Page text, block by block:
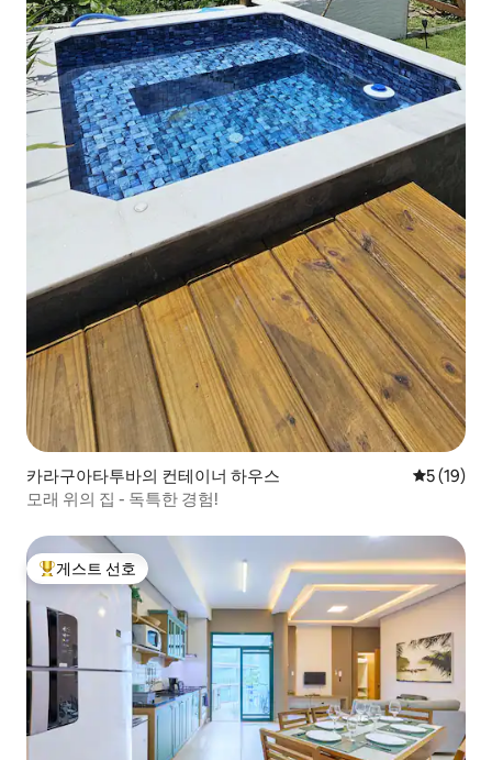
카라구아타투바의 컨테이너 하우스 평점 5점
5 (19)
모래 위의 집 - 독특한 경험!
상위 게스트 선호
게스트 선호